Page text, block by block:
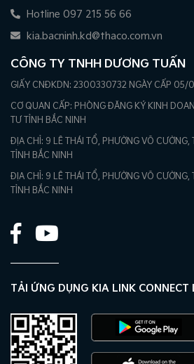
Hotline 097 215 56 66
kia.bacninh.kd@thaco.com.vn
CÔNG TY TNHH DƯƠNG TUẤN
GIẤY CNĐKDN: 2300330732 NGÀY CẤP 05/
CƠ QUAN CẤP: PHÒNG ĐĂNG KÝ KINH
TƯ TỈNH BẮC NINH
ĐỊA CHỈ: 9 LÊ THÁI TỔ, PHƯỜNG VÕ CƯỜNG,
TỈNH BẮC NINH
ĐỊA CHỈ: 9 LÊ THÁI TỔ, PHƯỜNG VÕ CƯỜNG,
TỈNH BẮC NINH
TẢI ỨNG DỤNG KIA LINK CONNECT